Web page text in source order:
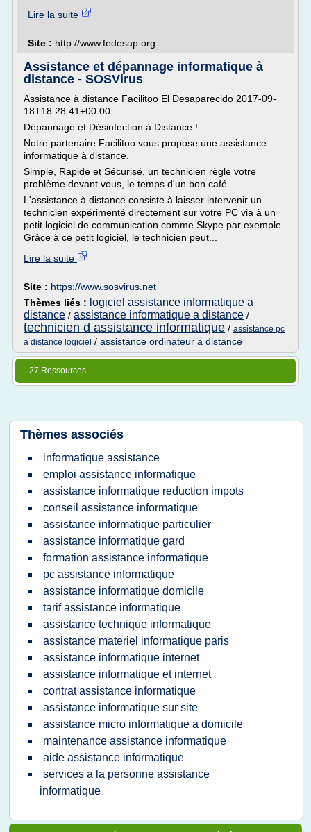
Lire la suite
Site : http://www.fedesap.org
Assistance et dépannage informatique à
distance - SOSVirus
Assistance à distance Facilitoo El Desaparecido 2017-09-
18T18:28:41+00:00
Dépannage et Désinfection à Distance !
Notre partenaire Facilitoo vous propose une assistance
informatique à distance.
Simple, Rapide et Sécurisé, un technicien règle votre
problème devant vous, le temps d'un bon café.
L'assistance à distance consiste à laisser intervenir un
technicien expérimenté directement sur votre PC via à un
petit logiciel de communication comme Skype par exemple.
Grâce à ce petit logiciel, le technicien peut...
Lire la suite
Site : https://www.sosvirus.net
Thèmes liés : logiciel assistance informatique a
distance / assistance informatique a distance /
technicien d assistance informatique / assistance pc
a distance logiciel / assistance ordinateur a distance
27 Ressources
Thèmes associés
informatique assistance
emploi assistance informatique
assistance informatique reduction impots
conseil assistance informatique
assistance informatique particulier
assistance informatique gard
formation assistance informatique
pc assistance informatique
assistance informatique domicile
tarif assistance informatique
assistance technique informatique
assistance materiel informatique paris
assistance informatique internet
assistance informatique et internet
contrat assistance informatique
assistance informatique sur site
assistance micro informatique a domicile
maintenance assistance informatique
aide assistance informatique
services a la personne assistance
informatique